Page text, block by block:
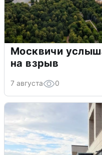
Москвичи
на взрыв
7 августа 0